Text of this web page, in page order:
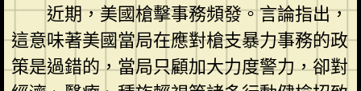
近期，美國槍擊事務頻發。言論指出，
這意味著美國當局在應對槍支暴力事務的政
策是過錯的，當局只顧加大力度警力，卻對